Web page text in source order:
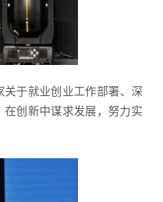
于就业创业工作部署、深
创新中谋求发展，努力实